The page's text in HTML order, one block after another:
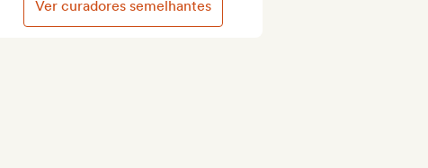
Ver curadores semelhantes